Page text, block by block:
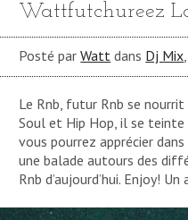
Wattfutchureez
Posté parWatt dans Dj Mix,
Le Rnb, futur Rnb se
Soul et Hip Hop, il se teinte
vous pourrez apprécier
une balade autours des
Rnb d’aujourd’hui. Enjoy!